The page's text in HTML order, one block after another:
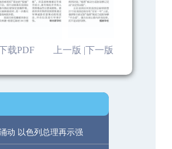
载PDF 下一版
上一版 |
动 以色列总理再示强